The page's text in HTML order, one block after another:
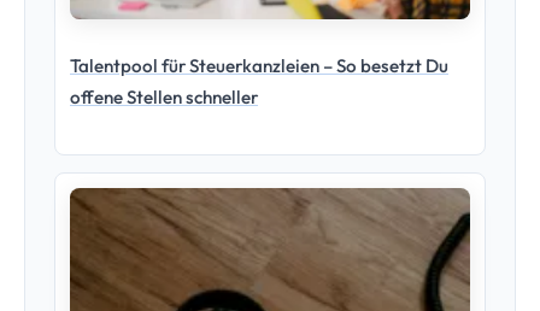
Talentpool für Steuerkanzleien – So besetzt Du
offene Stellen schneller